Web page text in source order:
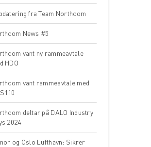
fra Team Northcom
News #5
vant ny rammeavtale
HDO
vant rammeavtale med
deltar på DALO Industry
2024
og Oslo Lufthavn: Sikrer